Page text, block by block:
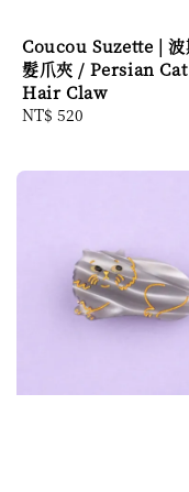
Coucou Suzette | 波
髮爪夾 / Persian Cat
Hair Claw
Regular
NT$ 520